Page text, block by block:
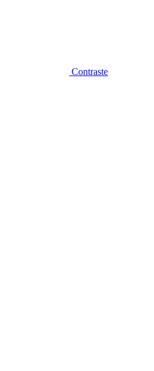
Contraste